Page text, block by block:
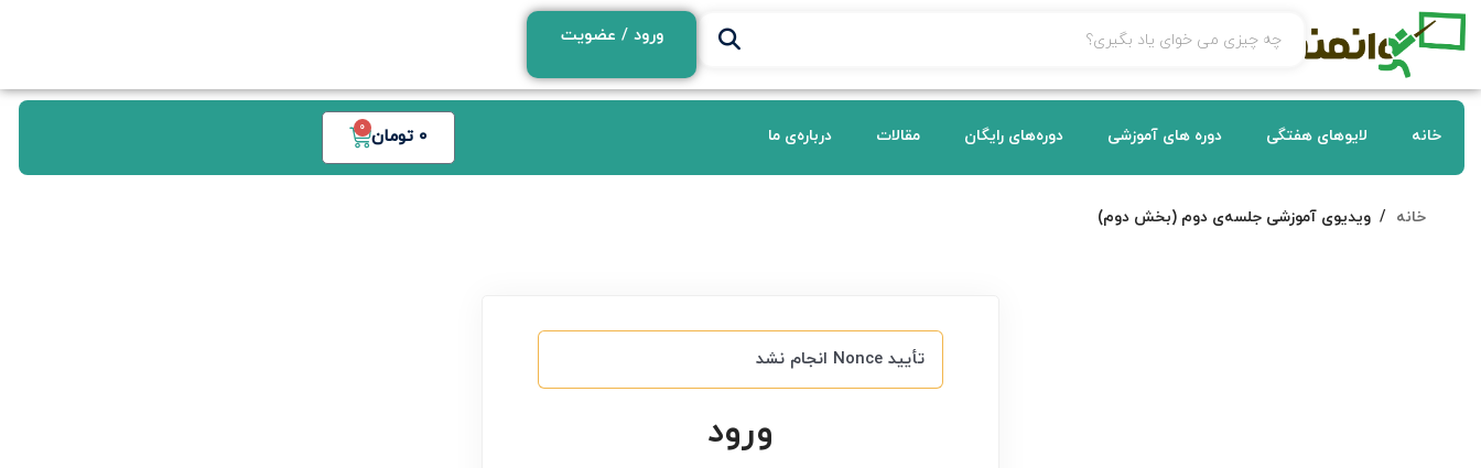
ورود / عضویت
خانه لایوهای هفتگی دوره های آموزشی دوره‌های رایگان مقالات درباره‌ی ما 0 تومان 0
خانه ویدیوی آموزشی جلسه‌ی دوم (بخش دوم)
تأیید Nonce انجام نشد
ورود